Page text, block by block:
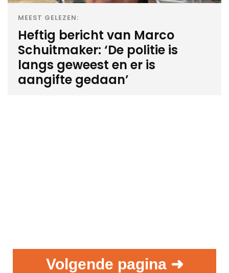
MEEST GELEZEN:
Heftig bericht van Marco
Schuitmaker: ‘De politie is
langs geweest en er is
aangifte gedaan’
Volgende pagina ➜